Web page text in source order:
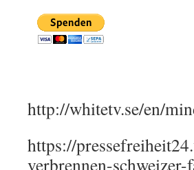
http://whitetv.se/en/
https://
verbrennen-schweizer-